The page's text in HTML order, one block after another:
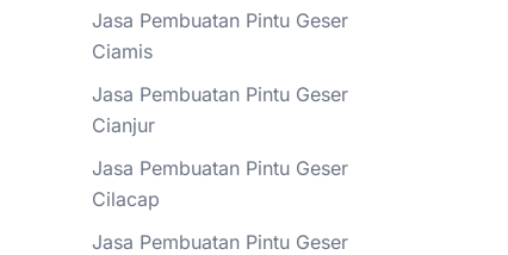
Jasa Pembuatan Pintu Geser
Ciamis
Jasa Pembuatan Pintu Geser
Cianjur
Jasa Pembuatan Pintu Geser
Cilacap
Jasa Pembuatan Pintu Geser